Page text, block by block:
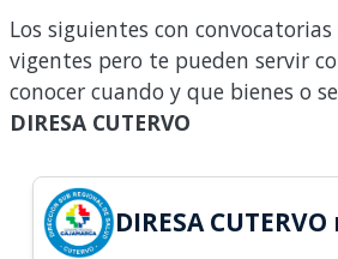
Los siguientes con
vigentes pero te pueden servir
conocer cuando y que bienes o
DIRESA CUTERVO
DIRESA